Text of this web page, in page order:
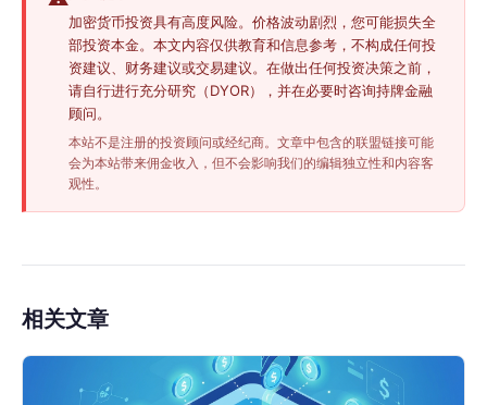
加密货币投资具有高度风险。价格波动剧烈，您可能损失全
部投资本金。本文内容仅供教育和信息参考，不构成任何投
资建议、财务建议或交易建议。在做出任何投资决策之前，
请自行进行充分研究（DYOR），并在必要时咨询持牌金融
顾问。
本站不是注册的投资顾问或经纪商。文章中包含的联盟链接可能
会为本站带来佣金收入，但不会影响我们的编辑独立性和内容客
观性。
相关文章